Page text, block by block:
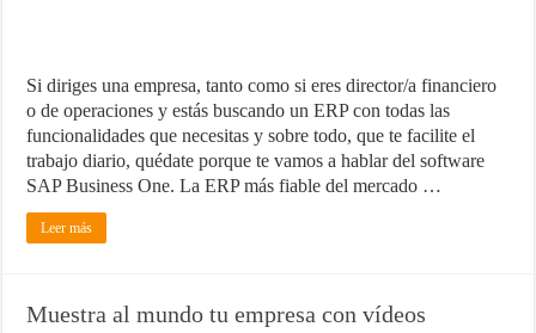
Si diriges una empresa, tanto como si eres director/a financiero
o de operaciones y estás buscando un ERP con todas las
funcionalidades que necesitas y sobre todo, que te facilite el
trabajo diario, quédate porque te vamos a hablar del software
SAP Business One. La ERP más fiable del mercado …
Leer más
Muestra al mundo tu empresa con vídeos